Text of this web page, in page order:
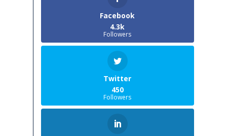
Facebook
4.3k
Followers
Twitter
450
Followers